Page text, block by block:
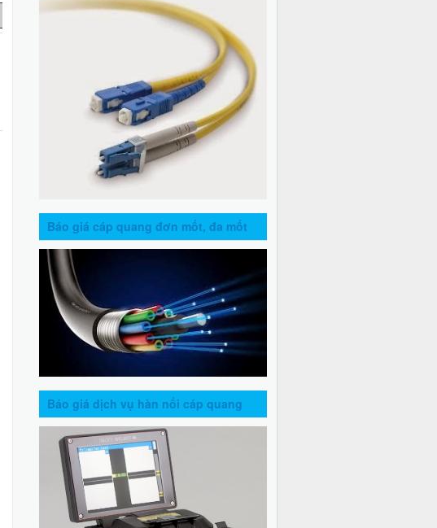
Báo giá cáp quang đơn mốt, đa mốt
Báo giá dịch vụ hàn nối cáp quang